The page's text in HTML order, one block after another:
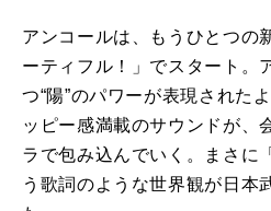
アンコールは、もうひとつの
ーティフル！」でスタート。
つ“陽”のパワーが表現された
ッピー感満載のサウンドが、
ラで包み込んでいく。まさに
う歌詞のような世界観が日本